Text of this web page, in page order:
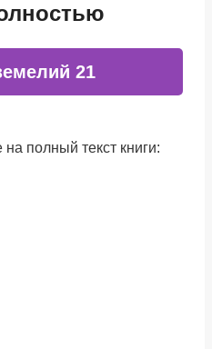
21
полный текст книги: